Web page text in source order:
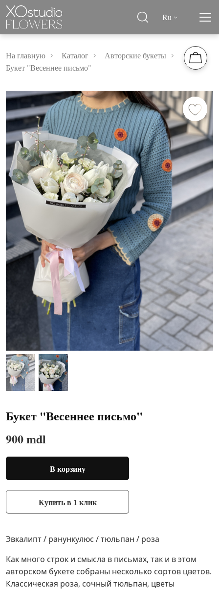
Ru
На главную Каталог
Авторские букеты
Букет "Весеннее письмо"
Букет "Весеннее письмо"
900 mdl
В корзину
Купить в 1 клик
Эвкалипт / ранункулюс / тюльпан / роза
Как много строк и смысла в письмах, так и в этом
авторском букете собраны несколько сортов цветов.
Классическая роза, сочный тюльпан, цветы